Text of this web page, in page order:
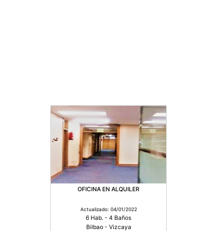
OFICINA EN ALQUILER
Actualizado: 04/01/2022
6 Hab. - 4 Baños
Bilbao - Vizcaya